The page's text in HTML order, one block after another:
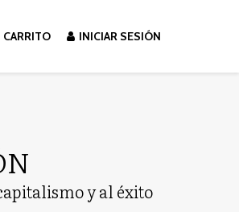
CARRITO INICIAR SESIÓN
y al éxito